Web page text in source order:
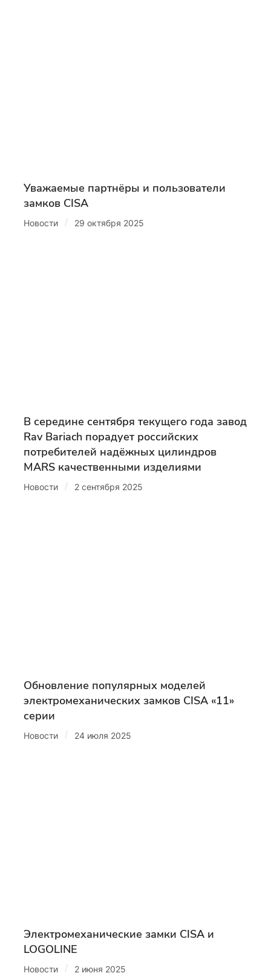
Уважаемые партнёры и пользователи
замков CISA
Новости / 29 октября 2025
В середине сентября текущего года завод
Rav Bariach порадует российских
потребителей надёжных цилиндров
MARS качественными изделиями
Новости / 2 сентября 2025
Обновление популярных моделей
электромеханических замков CISA «11»
серии
Новости / 24 июля 2025
Электромеханические замки CISA и
LOGOLINE
Новости / 2 июня 2025